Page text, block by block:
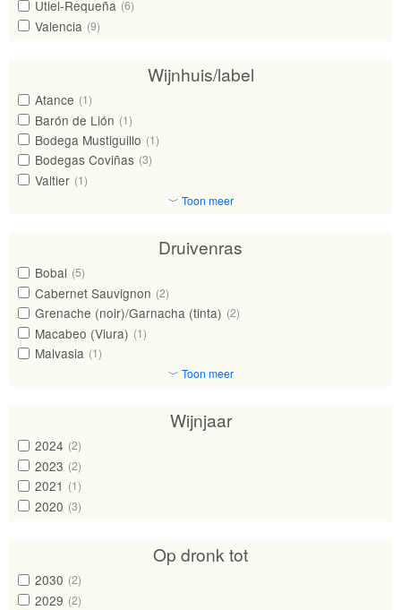
Utiel-Requeña (6)
Valencia (9)
Wijnhuis/label
Atance (1)
Barón de Lión (1)
Bodega Mustiguillo (1)
Bodegas Coviñas (3)
Valtier (1)
﹀ Toon meer
Druivenras
Bobal (5)
Cabernet Sauvignon (2)
Grenache (noir)/Garnacha (tinta) (2)
Macabeo (Viura) (1)
Malvasia (1)
﹀ Toon meer
Wijnjaar
2024 (2)
2023 (2)
2021 (1)
2020 (3)
Op dronk tot
2030 (2)
2029 (2)